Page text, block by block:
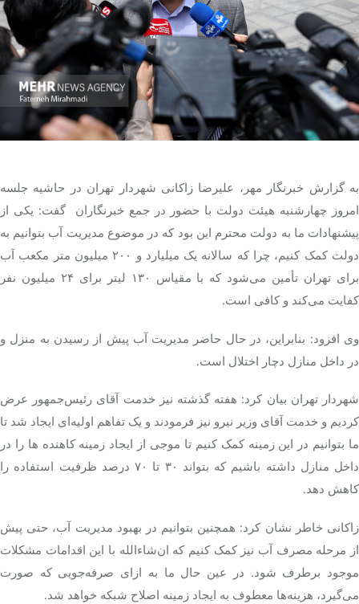
تک کده
پایگاه خبری آبان
خرید موتور ایمپلنت
به گزارش خبرنگار مهر، علیرضا زاکانی شهردار تهران در حاشیه جلسه
امروز چهارشنبه هیئت دولت با حضور در جمع خبرنگاران گفت: یکی از
پیشنهادات ما به دولت محترم این بود که در موضوع مدیریت آب بتوانیم به
دولت کمک کنیم، چرا که سالانه یک میلیارد و ۲۰۰ میلیون متر مکعب آب
برای تهران تأمین می‌شود که با مقیاس ۱۳۰ لیتر برای ۲۴ میلیون نفر
کفایت می‌کند و کافی است.
وی افزود: بنابراین، در حال حاضر مدیریت آب پیش از رسیدن به منزل و
در داخل منازل دچار اختلال است.
شهردار تهران بیان کرد: هفته گذشته نیز خدمت آقای رئیس‌جمهور عرض
کردیم و خدمت آقای وزیر نیرو نیز فرمودند و یک تفاهم اولیه‌ای ایجاد شد تا
ما بتوانیم در این زمینه کمک کنیم تا موجی از ایجاد زمینه کاهنده ها را در
داخل منازل داشته باشیم که بتواند ۳۰ تا ۷۰ درصد ظرفیت استفاده را
کاهش دهد.
زاکانی خاطر نشان کرد: همچنین بتوانیم در بهبود مدیریت آب، حتی پیش
از مرحله مصرف آب نیز کمک کنیم که ان‌شاءالله با این اقدامات مشکلات
موجود برطرف شود. در عین حال ما به ازای صرفه‌جویی که صورت
می‌گیرد، هزینه‌ها معطوف به ایجاد زمینه اصلاح شبکه خواهد شد.